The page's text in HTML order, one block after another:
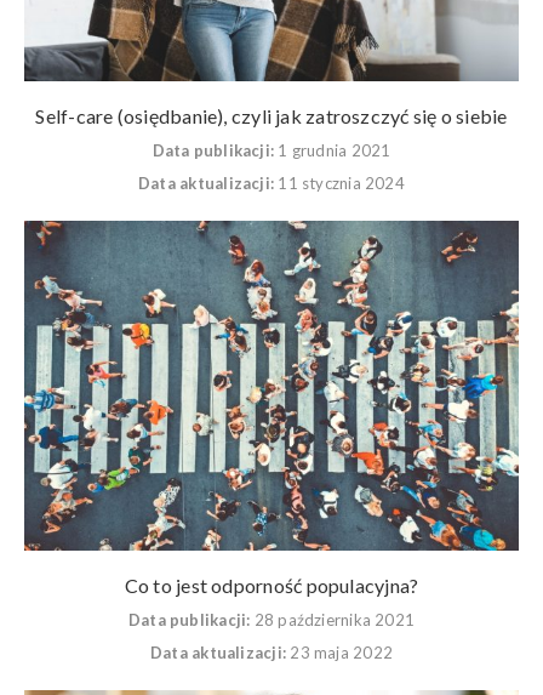
Self-care (osiędbanie), czyli jak zatroszczyć się o siebie
Data publikacji: 1 grudnia 2021
Data aktualizacji: 11 stycznia 2024
Co to jest odporność populacyjna?
Data publikacji: 28 października 2021
Data aktualizacji: 23 maja 2022